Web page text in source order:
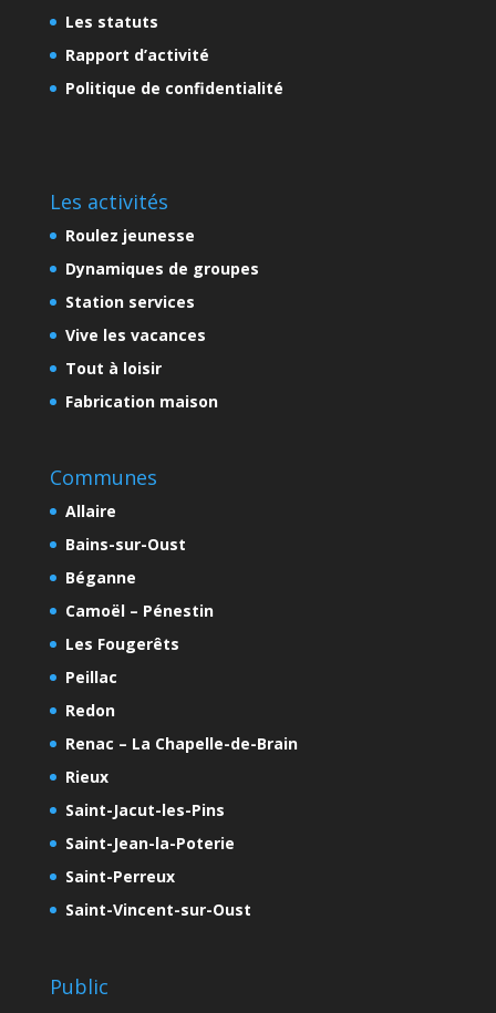
Les statuts
Rapport d’activité
Politique de confidentialité
Les activités
Roulez jeunesse
Dynamiques de groupes
Station services
Vive les vacances
Tout à loisir
Fabrication maison
Communes
Allaire
Bains-sur-Oust
Béganne
Camoël – Pénestin
Les Fougerêts
Peillac
Redon
Renac – La Chapelle-de-Brain
Rieux
Saint-Jacut-les-Pins
Saint-Jean-la-Poterie
Saint-Perreux
Saint-Vincent-sur-Oust
Public